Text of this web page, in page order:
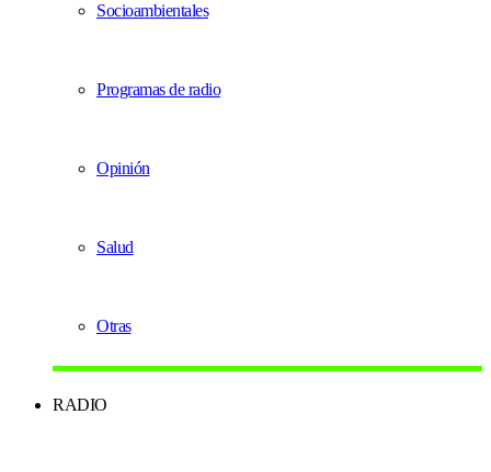
Socioambientales
Programas de radio
Opinión
Salud
Otras
RADIO